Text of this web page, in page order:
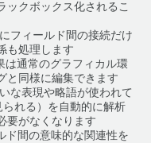
ックボックス化されるこ
フィールド間の接続だけ
も処理します
は通常のグラフィカル環
と同様に編集できます
な表現や略語が使われて
れる）を自動的に解析
要がなくなります
ド間の意味的な関連性を